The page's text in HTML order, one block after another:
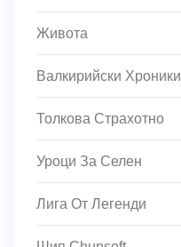
Живота
Валкирийски Хроники
Толкова Страхотно
Уроци За Селен
Лига От Легенди